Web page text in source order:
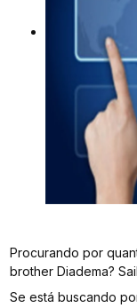
Procurando por
brother Diadema?
Se está buscando